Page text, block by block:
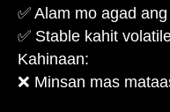
✅ Alam mo agad
✅ Stable kahit
Kahinaan:
❌ Minsan mas